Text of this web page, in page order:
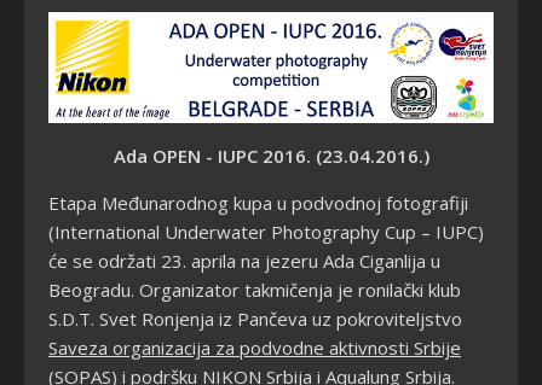
Ada OPEN - IUPC 2016. (23.04.2016.)
Etapa Međunarodnog kupa u podvodnoj fotografiji
(International Underwater Photography Cup – IUPC)
će se održati 23. aprila na jezeru Ada Ciganlija u
Beogradu. Organizator takmičenja je ronilački klub
S.D.T. Svet Ronjenja iz Pančeva uz pokroviteljstvo
Saveza organizacija za podvodne aktivnosti Srbije
(SOPAS) i podršku NIKON Srbija i Aqualung Srbija.